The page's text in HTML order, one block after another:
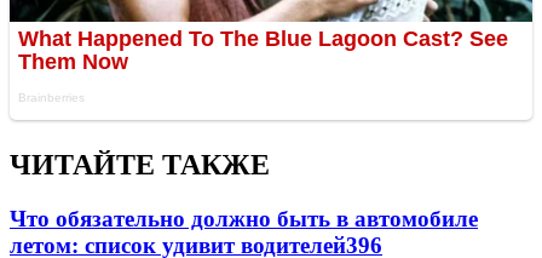
ЧИТАЙТЕ ТАКЖЕ
Что обязательно должно быть в автомобиле
летом: список удивит водителей396